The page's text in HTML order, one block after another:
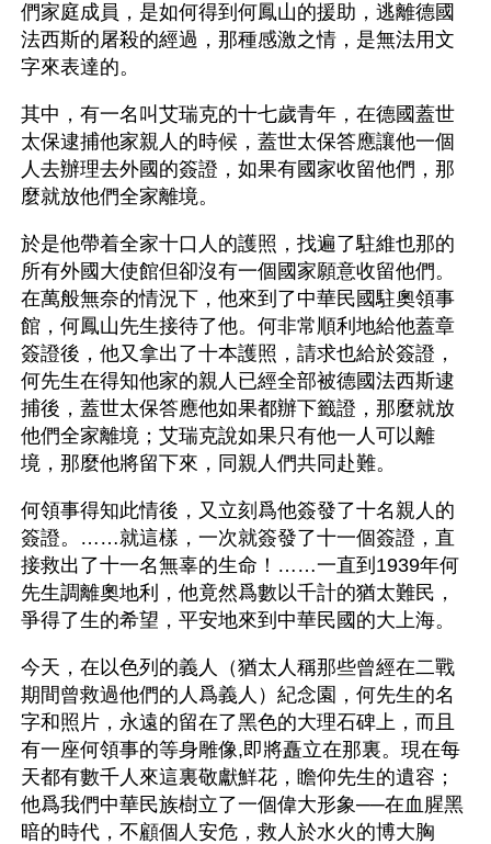
們家庭成員，是如何得到何鳳山的援助，逃離德國
法西斯的屠殺的經過，那種感激之情，是無法用文
字來表達的。
其中，有一名叫艾瑞克的十七歲青年，在德國蓋世
太保逮捕他家親人的時候，蓋世太保答應讓他一個
人去辦理去外國的簽證，如果有國家收留他們，那
麼就放他們全家離境。
於是他帶着全家十口人的護照，找遍了駐維也那的
所有外國大使館但卻沒有一個國家願意收留他們。
在萬般無奈的情況下，他來到了中華民國駐奧領事
館，何鳳山先生接待了他。何非常順利地給他蓋章
簽證後，他又拿出了十本護照，請求也給於簽證，
何先生在得知他家的親人已經全部被德國法西斯逮
捕後，蓋世太保答應他如果都辦下籤證，那麼就放
他們全家離境；艾瑞克說如果只有他一人可以離
境，那麼他將留下來，同親人們共同赴難。
何領事得知此情後，又立刻爲他簽發了十名親人的
簽證。……就這樣，一次就簽發了十一個簽證，直
接救出了十一名無辜的生命！……一直到1939年何
先生調離奧地利，他竟然爲數以千計的猶太難民，
爭得了生的希望，平安地來到中華民國的大上海。
今天，在以色列的義人（猶太人稱那些曾經在二戰
期間曾救過他們的人爲義人）紀念園，何先生的名
字和照片，永遠的留在了黑色的大理石碑上，而且
有一座何領事的等身雕像,即將矗立在那裏。現在每
天都有數千人來這裏敬獻鮮花，瞻仰先生的遺容；
他爲我們中華民族樹立了一個偉大形象──在血腥黑
暗的時代，不顧個人安危，救人於水火的博大胸